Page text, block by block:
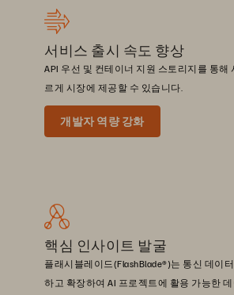
서비스 출시 속도 향상
API 우선 및 컨테이너 지원 스토리지를 통해
르게 시장에 제공할 수 있습니다.
개발자 역량 강화
핵심 인사이트 발굴
플래시블레이드(FlashBlade®)는 통신 데이
하고 확장하여 AI 프로젝트에 활용 가능한